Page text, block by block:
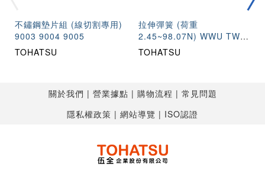
不鏽鋼墊片組 (線切割專用)
9003 9004 9005
TOHATSU
拉伸彈簧 (荷重
2.45~98.07N) WWU TWU
WUU TUU
TOHATSU
關於我們 營業據點 購物流程
常見問題
隱私權政策
網站導覽 ISO認證